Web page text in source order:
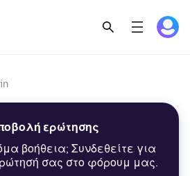
ερώτησης
βοήθεια; Συνδεθείτε για
σας στο φόρουμ μας.